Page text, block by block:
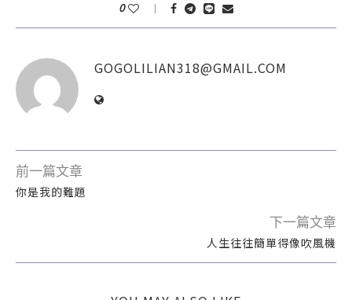
0
GOGOLILIAN318@GMAIL.COM
前一篇文章
你是我的難題
下一篇文章
人生往往簡單得像吹風機